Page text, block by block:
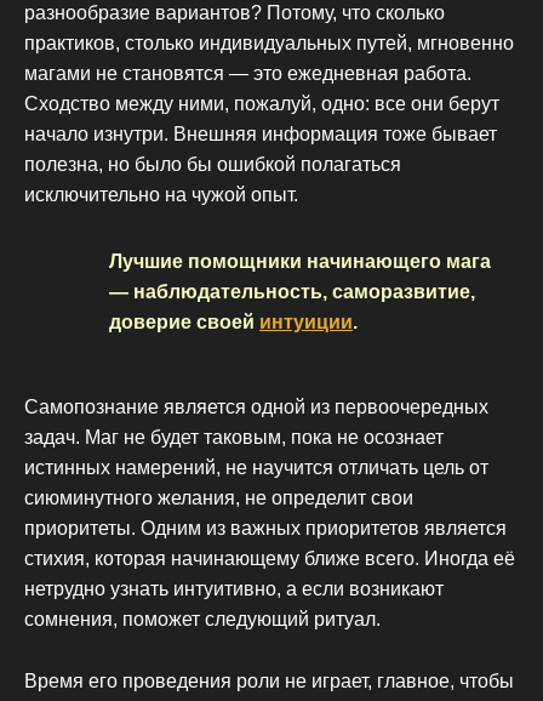
разнообразие вариантов? Потому, что сколько
практиков, столько индивидуальных путей, мгновенно
магами не становятся — это ежедневная работа.
Сходство между ними, пожалуй, одно: все они берут
начало изнутри. Внешняя информация тоже бывает
полезна, но было бы ошибкой полагаться
исключительно на чужой опыт.
Лучшие помощники начинающего мага
— наблюдательность, саморазвитие,
доверие своей интуиции.
Самопознание является одной из первоочередных
задач. Маг не будет таковым, пока не осознает
истинных намерений, не научится отличать цель от
сиюминутного желания, не определит свои
приоритеты. Одним из важных приоритетов является
стихия, которая начинающему ближе всего. Иногда её
нетрудно узнать интуитивно, а если возникают
сомнения, поможет следующий ритуал.
Время его проведения роли не играет, главное, чтобы